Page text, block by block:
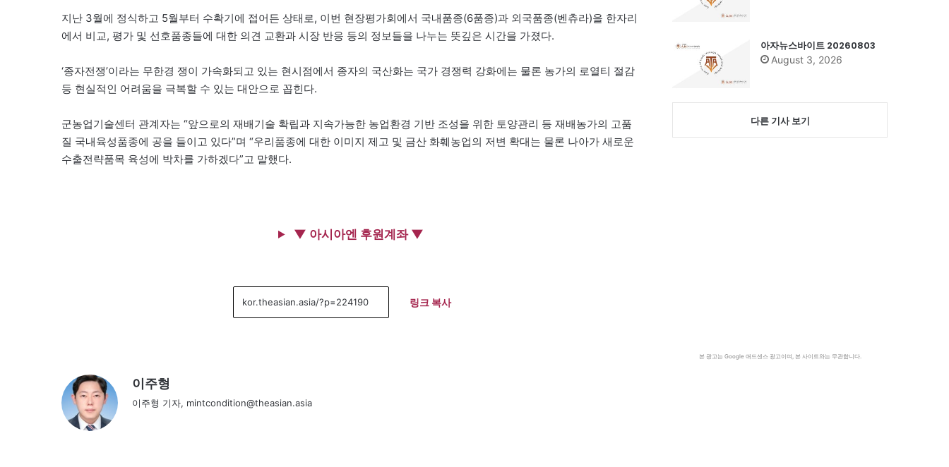
지난 3월에 정식하고 5월부터 수확기에 접어든 상태로, 이번 현장평가회에서 국내품종(6품종)과 외국품종(벤츄라)을 한자리
에서 비교, 평가 및 선호품종들에 대한 의견 교환과 시장 반응 등의 정보들을 나누는 뜻깊은 시간을 가졌다.
‘종자전쟁’이라는 무한경 쟁이 가속화되고 있는 현시점에서 종자의 국산화는 국가 경쟁력 강화에는 물론 농가의 로열티 절감
등 현실적인 어려움을 극복할 수 있는 대안으로 꼽힌다.
군농업기술센터 관계자는 “앞으로의 재배기술 확립과 지속가능한 농업환경 기반 조성을 위한 토양관리 등 재배농가의 고품
질 국내육성품종에 공을 들이고 있다”며 “우리품종에 대한 이미지 제고 및 금산 화훼농업의 저변 확대는 물론 나아가 새로운
수출전략품목 육성에 박차를 가하겠다”고 말했다.
▼ 아시아엔 후원계좌 ▼
링크 복사
이주형
이주형 기자, mintcondition@theasian.asia
아자뉴스바이트 20260803
August 3, 2026
다른 기사 보기
본 광고는 Google 애드센스 광고이며, 본 사이트와는 무관합니다.